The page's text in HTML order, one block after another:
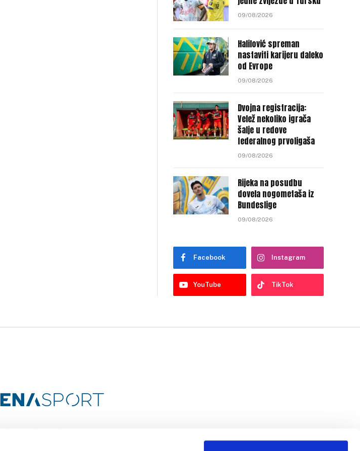
09/08/2026
Halilović spreman
nastaviti karijeru daleko
od Evrope
09/08/2026
Dvojna registracija:
Velež nekoliko igrača
šalje u redove
federalnog prvoligaša
09/08/2026
Rijeka na posudbu
dovela nogometaša iz
Bundeslige
09/08/2026
Facebook Instagram
YouTube TikTok